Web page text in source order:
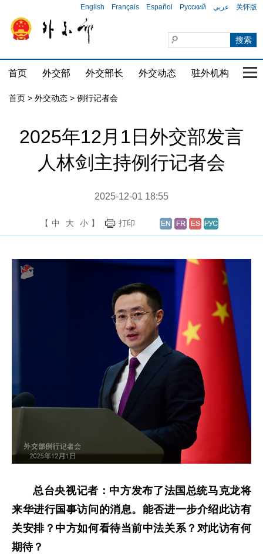
English Français Español Русский عربي 关怀版
首页 外交部 外交部长 外交动态 驻外机构 国
首页 > 外交动态 > 例行记者会
2025年12月1日外交部发言
人林剑主持例行记者会
2025-12-01 18:55
【 中 大 小 】 打印
总台央视记者：中方发布了法国总统马克龙将
来华进行国事访问的消息。能否进一步介绍此访有
关安排？中方如何看待当前中法关系？对此访有何
期待？